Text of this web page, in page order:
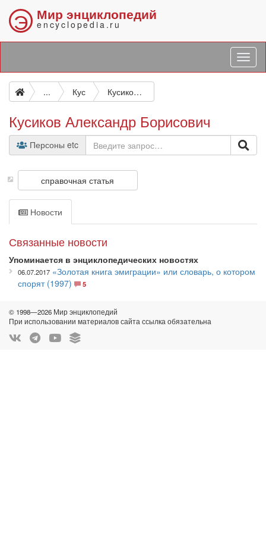
Э Мир энциклопедий
encyclopedia.ru
... Кус Кусиков Александр Борисович
Кусиков Александр Борисович
Персоны etc
справочная статья
Новости
Связанные новости
Упоминается в энциклопедических новостях
06.07.2017 «Золотая книга эмиграции» или словарь, о котором
спорят (1997)
5
© 1998—2026 Мир энциклопедий
При использовании материалов сайта ссылка обязательна